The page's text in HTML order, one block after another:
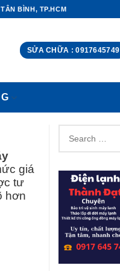
BÌNH, TP.HCM
SỬA CHỮA : 0917645749
giá
tư
hơn
for: